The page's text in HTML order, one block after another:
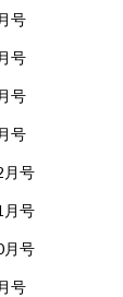
号
号
号
号
月号
月号
月号
号